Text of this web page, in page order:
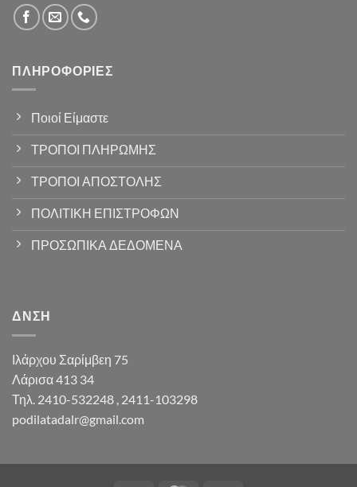
ΠΛΗΡΟΦΟΡΊΕΣ
Ποιοί Είμαστε
ΤΡΟΠΟΙ ΠΛΗΡΩΜΗΣ
ΤΡΟΠΟΙ ΑΠΟΣΤΟΛΗΣ
ΠΟΛΙΤΙΚΗ ΕΠΙΣΤΡΟΦΩΝ
ΠΡΟΣΩΠΙΚΑ ΔΕΔΟΜΕΝΑ
ΔΝΣΗ
Ιλάρχου Σαρίμβεη 75
Λάρισα 413 34
Τηλ. 2410-532248 , 2411-103298
podilatadalr@gmail.com